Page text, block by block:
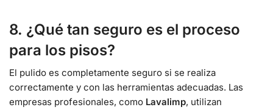
8. ¿Qué tan seguro es el proceso
para los pisos?
El pulido es completamente seguro si se realiza
correctamente y con las herramientas adecuadas. Las
empresas profesionales, como Lavalimp, utilizan